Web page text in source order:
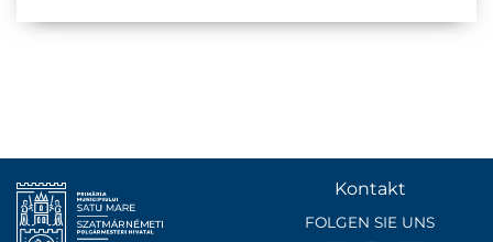
Kontakt
FOLGEN SIE UNS